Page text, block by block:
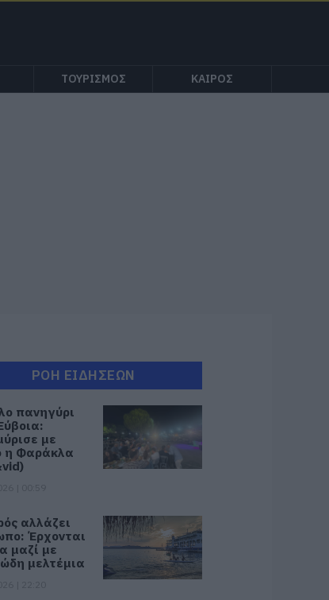
ΤΟΥΡΙΣΜΟΣ ΚΑΙΡΟΣ
ΡΟΗ ΕΙΔΗΣΕΩΝ
πανηγύρι
με
η Φαράκλα
αλλάζει
Έρχονται
μαζί με
μελτέμια